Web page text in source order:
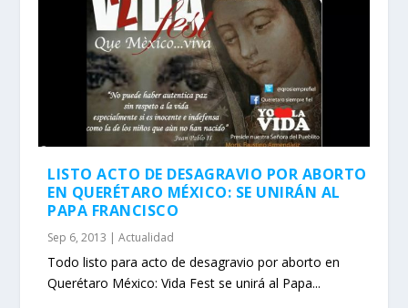
LISTO ACTO DE DESAGRAVIO POR ABORTO
EN QUERÉTARO MÉXICO: SE UNIRÁN AL
PAPA FRANCISCO
Sep 6, 2013 |Actualidad
Todo listo para acto de desagravio por aborto en
Querétaro México: Vida Fest se unirá al Papa...